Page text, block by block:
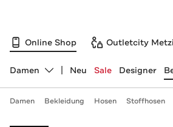
Online Shop Outletcity
Abteilung ändern, ausgewählt:
Damen Neu Sale Designer
Damen Bekleidung Hosen Stoffhosen